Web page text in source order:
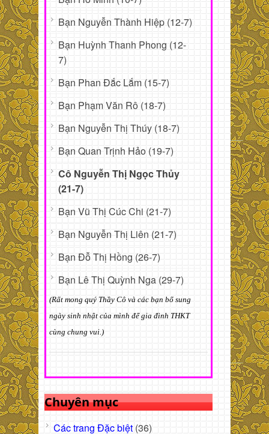
Bạn Nguyễn Thành Hiệp (12-7)
Bạn Huỳnh Thanh Phong (12-
7)
Bạn Phan Đắc Lắm (15-7)
Bạn Phạm Văn Rô (18-7)
Bạn Nguyễn Thị Thúy (18-7)
Bạn Quan Trịnh Hảo (19-7)
Cô Nguyễn Thị Ngọc Thủy
(21-7)
Bạn Vũ Thị Cúc Chi (21-7)
Bạn Nguyễn Thị Liên (21-7)
Bạn Đỗ Thị Hồng (26-7)
Bạn Lê Thị Quỳnh Nga (29-7)
(Rất mong quý Thầy Cô và các bạn bổ sung
ngày sinh nhật của mình để gia đình THKT
cùng chung vui.)
Chuyên mục
Các trang Đặc biệt (36)